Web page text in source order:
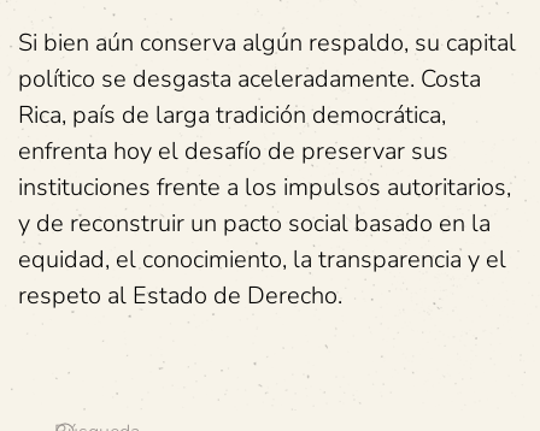
Si bien aún conserva algún respaldo, su capital
político se desgasta aceleradamente. Costa
Rica, país de larga tradición democrática,
enfrenta hoy el desafío de preservar sus
instituciones frente a los impulsos autoritarios,
y de reconstruir un pacto social basado en la
equidad, el conocimiento, la transparencia y el
respeto al Estado de Derecho.